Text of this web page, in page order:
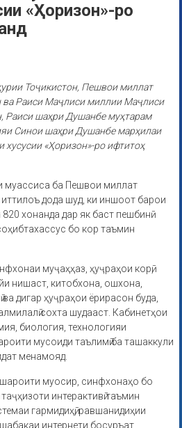
«Ҳоризон»-ро
Тоҷикистон, Пешвои миллат
Раиси Маҷлиси миллии Маҷлиси
Раиси шаҳри Душанбе муҳтарам
Синои шаҳри Душанбе марҳилаи
«Ҳоризон»-ро ифтитоҳ
муассиса ба Пешвои миллат
дода шуд, ки иншоот барои
хонанда дар як баст пешбинӣ
бо кор таъмин
муҷаҳҳаз, ҳуҷраҳои корӣ,
нишаст, китобхона, ошхона,
дигар ҳуҷраҳои ёрирасон буда,
сохта шудааст. Кабинетҳои
биология, технологияи
мусоиди таълимӣ ба ташаккули
менамояд.
муосир, синфхонаҳо бо
интерактивӣ таъмин
гармидиҳӣ, равшанидиҳии
интернети босуръат